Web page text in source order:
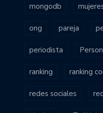
mongodb
ong pareja
periodista
ranking ranking
redes sociales